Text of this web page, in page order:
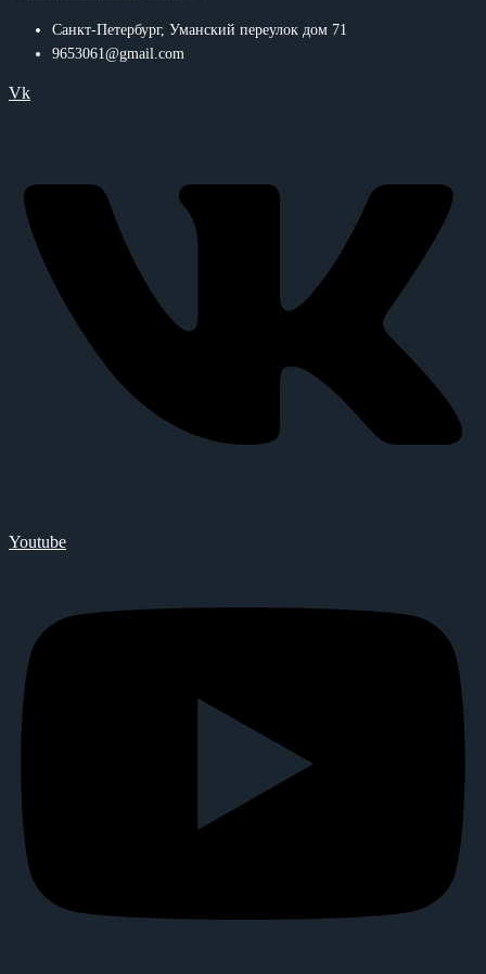
Санкт-Петербург, Уманский переулок дом 71
9653061@gmail.com
Vk
Youtube